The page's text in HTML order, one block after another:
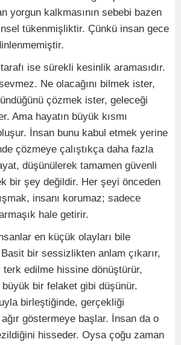
yorgun kalkmasının sebebi bazen
tükenmişliktir. Çünkü insan gece
ise sürekli kesinlik aramasıdır.
Ne olacağını bilmek ister,
çözmek ister, geleceği
Ama hayatın büyük kısmı
İnsan bunu kabul etmek yerine
çözmeye çalıştıkça daha fazla
düşünülerek tamamen güvenli
bir şey değildir. Her şeyi önceden
insanı korumaz; sadece
hale getirir.
en küçük olayları bile
bir sessizlikten anlam çıkarır,
terk edilme hissine dönüştürür,
bir felaket gibi düşünür.
birleştiğinde, gerçekliği
göstermeye başlar. İnsan da o
hisseder. Oysa çoğu zaman